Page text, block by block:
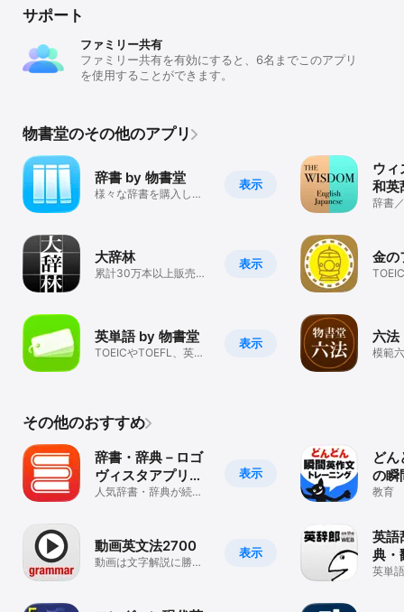
サポート
ファミリー共有
ファミリー共有を有効にすると、6名までこのアプリ
を使用することができます。
物書堂のその他のアプリ
表示
辞書 by 物書堂
様々な辞書を購入して
表示
大辞林
累計30万本以上販売さ
表示
英単語 by 物書堂
TOEICやTOEFL、英検
ウィ
和英
辞書
金の
六法
模範
その他のおすすめ
表示
辞書・辞典－ロゴ
ヴィスタアプリ｜
英和辞書＆音声付
人気辞書・辞典が続々
表示
動画英文法2700
動画は文字解説に勝
ど
の瞬
ーニ
教育
英語
典・
on
英単